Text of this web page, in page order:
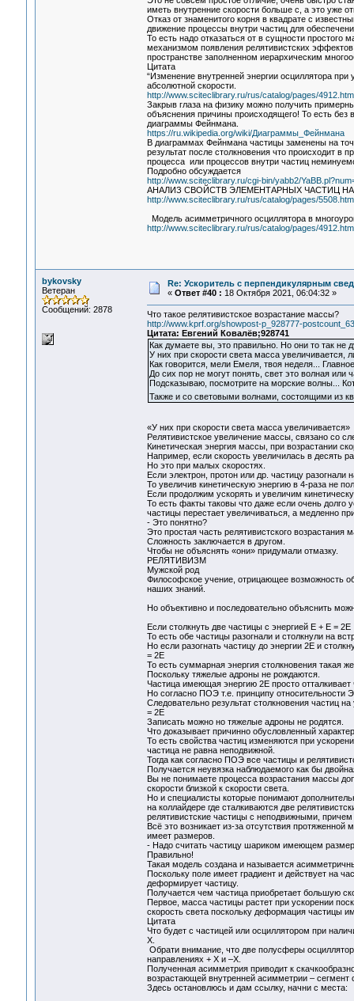
иметь внутренние скорости больше с, а это уже
Отказ от знаменитого корня в квадрате с
движение процессы внутри частиц для
То есть надо отказаться от в сущности
механизмом появления релятивистских
пространстве заполненном иерархическим
Цитата
“Изменение внутренней энергии осциллятора
абсолютной скорости.
http://www.sciteclibrary.ru/rus/catalog/pages/
Закрыв глаза на физику можно получить
объяснения причины происходящего! То есть
диаграммы Фейнмана.
https://ru.wikipedia.org/wiki/Диаграммы_Фейнмана
В диаграммах Фейнмана частицы заменены на
результат после столкновения что происходит в
процесса или процессов внутри частиц
Подробно обсуждается
http://www.sciteclibrary.ru/cgi-bin/yabb2/
АНАЛИЗ СВОЙСТВ ЭЛЕМЕНТАРНЫХ ЧАСТИЦ
http://www.sciteclibrary.ru/rus/catalog/pages/
Модель асимметричного осциллятора в
http://www.sciteclibrary.ru/rus/catalog/pages/
bykovsky
Ветеран
Сообщений: 2878
Re: Ускоритель с перпендикулярным
« Ответ #40 : 18 Октября 2021, 06:04:32 »
Что такое релятивистское возрастание массы?
http://www.kprf.org/showpost-p_928777-
Цитата: Евгений Ковалёв;928741
Как думаете вы, это правильно. Но они то так не
У них при скорости света масса увеличивается,
Как говорится, мели Емеля, твоя неделя...
До сих пор не могут понять, свет это волная или
Подсказываю, посмотрите на морские волны...
Также и со световыми волнами, состоящими из
«У них при скорости света масса увеличивается»
Релятивистское увеличение массы, связано со
Кинетическая энергия массы, при возрастании
Например, если скорость увеличилась в десять
Но это при малых скоростях.
Если электрон, протон или др. частицу разогнали
То увеличив кинетическую энергию в 4-раза не
Если продолжим ускорять и увеличим
То есть факты таковы что даже если очень долго
частицы перестает увеличиваться, а медленно
- Это понятно?
Это простая часть релятивистского
Сложность заключается в другом.
Чтобы не объяснять «они» придумали отмазку.
РЕЛЯТИВИЗМ
Мужской род
Философское учение, отрицающее возможность
наших знаний.
Но объективно и последовательно объяснить
Если столкнуть две частицы с энергией Е + Е = 2Е
То есть обе частицы разогнали и столкнули на
Но если разогнать частицу до энергии 2Е и
= 2Е
То есть суммарная энергия столкновения такая
Поскольку тяжелые адроны не рождаются.
Частица имеющая энергию 2Е просто отталкивает
Но согласно ПОЭ т.е. принципу относительности
Следовательно результат столкновения частиц
= 2Е
Записать можно но тяжелые адроны не родятся.
Что доказывает причинно обусловленный
То есть свойства частиц изменяются при
частица не равна неподвижной.
Тогда как согласно ПОЭ все частицы и
Получается неувязка наблюдаемого как бы
Вы не понимаете процесса возрастания массы
скорости близкой к скорости света.
Но и специалисты которые понимают
на коллайдере где сталкиваются две
релятивистские частицы с неподвижными, причем
Всё это возникает из-за отсутствия
имеет размеров.
- Надо считать частицу шариком имеющем
Правильно!
Такая модель создана и называется
Поскольку поле имеет градиент и действует на
деформирует частицу.
Получается чем частица приобретает большую
Первое, масса частицы растет при ускорении
скорость света поскольку деформация частицы
Цитата
Что будет с частицей или осциллятором при
Х.
Обрати внимание, что две полусферы
направлениях + Х и –Х.
Полученная асимметрия приводит к
возрастающей внутренней асимметрии –
Здесь остановлюсь и дам ссылку, начни с места: